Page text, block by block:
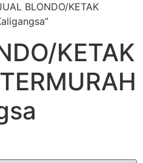
BLONDO/KETAK
KETAK